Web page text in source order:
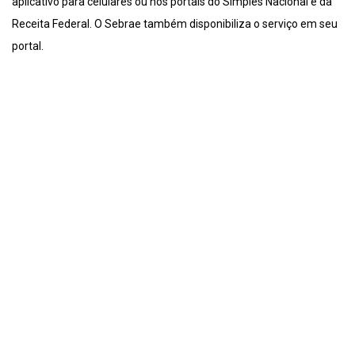
Receita Federal. O Sebrae também disponibiliza o serviço em seu
portal.